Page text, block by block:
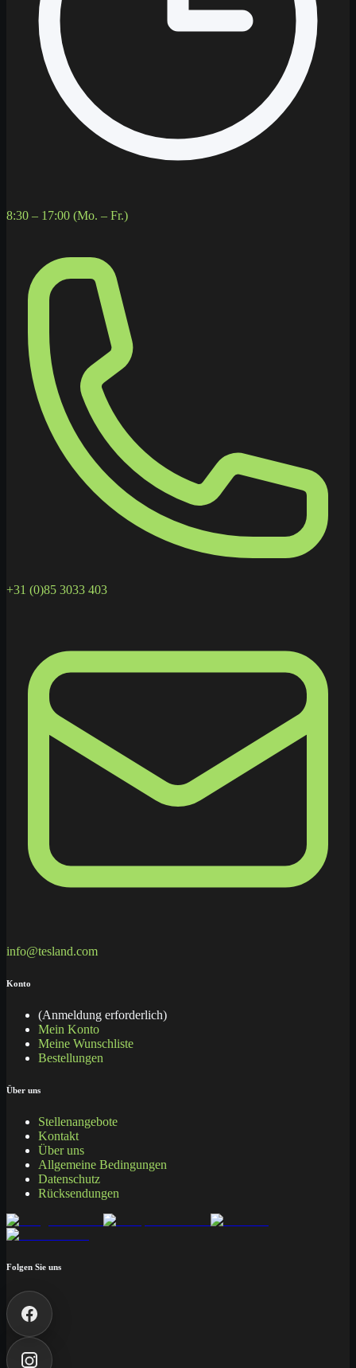
8:30 – 17:00 (Mo. – Fr.)
+31 (0)85 3033 403
info@tesland.com
Konto
(Anmeldung erforderlich)
Mein Konto
Meine Wunschliste
Bestellungen
Über uns
Stellenangebote
Kontakt
Über uns
Allgemeine Bedingungen
Datenschutz
Rücksendungen
Folgen Sie uns